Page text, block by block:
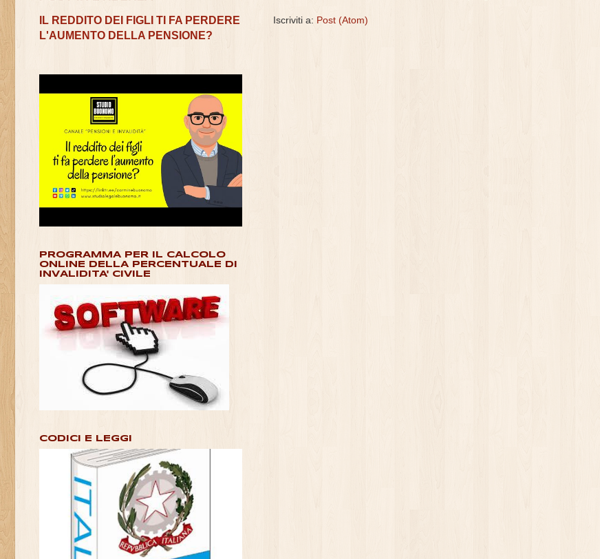
Iscriviti a: Post (Atom)
IL REDDITO DEI FIGLI TI FA PERDERE
L'AUMENTO DELLA PENSIONE?
PROGRAMMA PER IL CALCOLO
ONLINE DELLA PERCENTUALE DI
INVALIDITA' CIVILE
CODICI E LEGGI